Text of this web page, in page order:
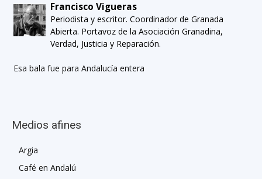
Francisco Vigueras
Periodista y escritor. Coordinador de Granada
Abierta. Portavoz de la Asociación Granadina,
Verdad, Justicia y Reparación.
Esa bala fue para Andalucía entera
Medios afines
Argia
Café en Andalú